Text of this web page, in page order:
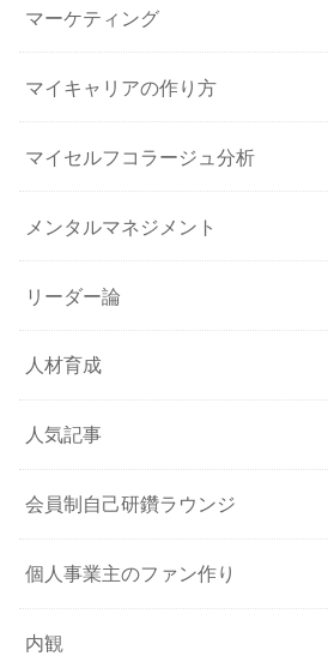
マーケティング
マイキャリアの作り方
マイセルフコラージュ分析
メンタルマネジメント
リーダー論
人材育成
人気記事
会員制自己研鑽ラウンジ
個人事業主のファン作り
内観